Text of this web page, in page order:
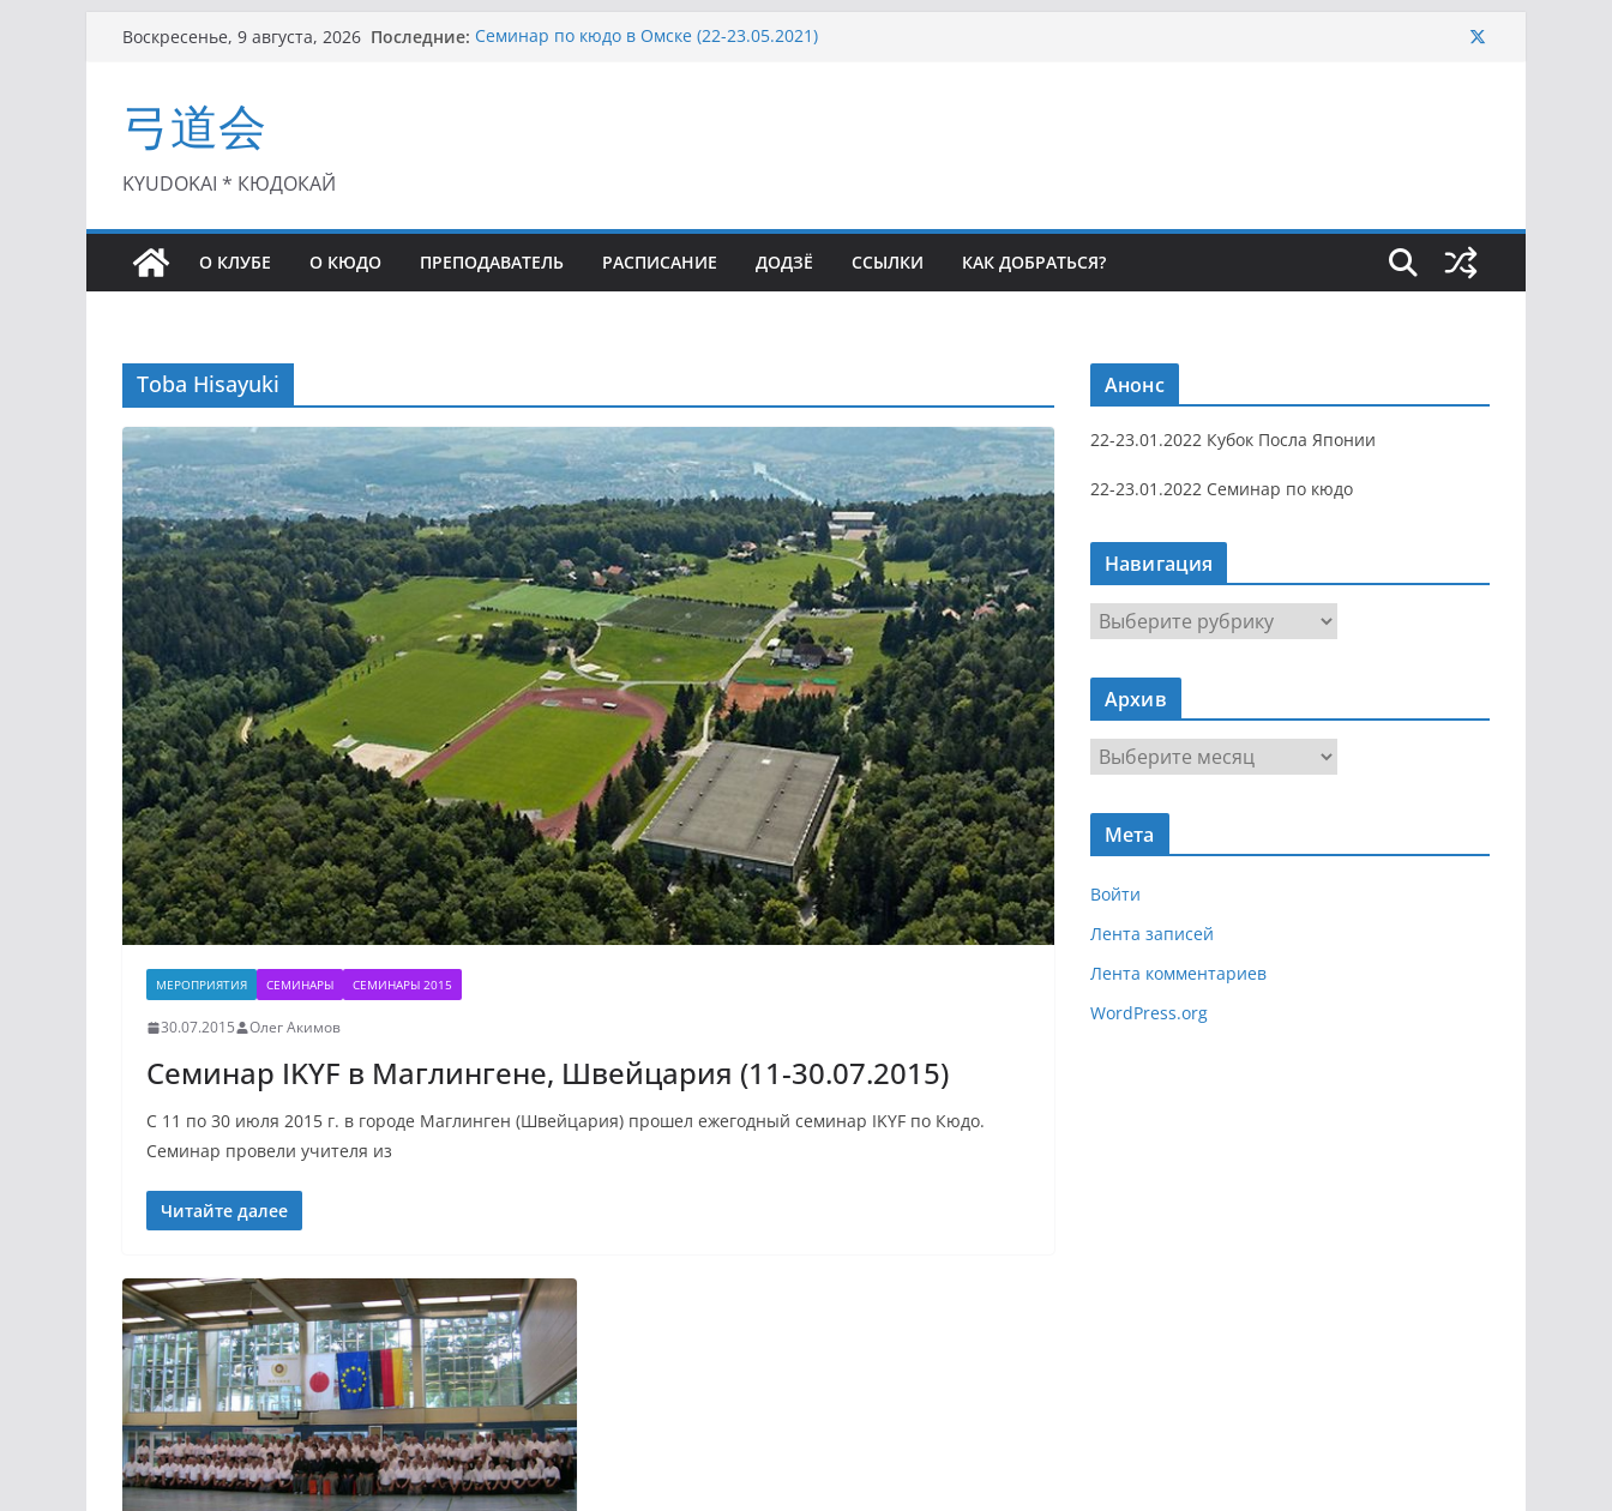
Перейти
Воскресенье, 9 августа, 2026 Последние: Семинар по кюдо в Омске (22-23.05.2021)
弓道会
KYUDOKAI * КЮДОКАЙ
О КЛУБЕ О КЮДО ПРЕПОДАВАТЕЛЬ РАСПИСАНИЕ ДОДЗЁ ССЫЛКИ КАК ДОБРАТЬСЯ?
Toba Hisayuki
МЕРОПРИЯТИЯ СЕМИНАРЫ СЕМИНАРЫ 2015
30.07.2015 Олег Акимов
Семинар IKYF в Маглингене, Швейцария (11-30.07.2015)
C 11 по 30 июля 2015 г. в городе Маглинген (Швейцария) прошел ежегодный семинар IKYF по Кюдо.
Семинар провели учителя из
Читайте далее
Анонс
22-23.01.2022 Кубок Посла Японии
22-23.01.2022 Семинар по кюдо
Навигация
Н
а
в
г
я
Архив
р
х
Мета
Войти
Лента записей
Лента комментариев
WordPress.org